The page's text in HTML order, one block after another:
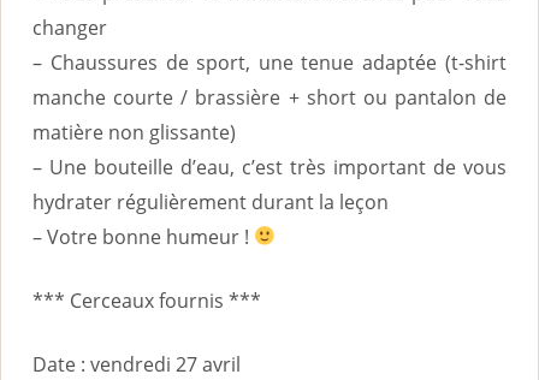
changer
– Chaussures de sport, une tenue adaptée (t-shirt
manche courte / brassière + short ou pantalon de
matière non glissante)
– Une bouteille d’eau, c’est très important de vous
hydrater régulièrement durant la leçon
– Votre bonne humeur !
*** Cerceaux fournis ***
Date : vendredi 27 avril